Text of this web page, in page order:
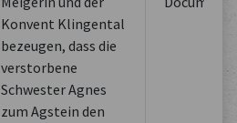
Konvent Klingental
bezeugen, dass die
verstorbene
Schwester Agnes
zum Agstein den